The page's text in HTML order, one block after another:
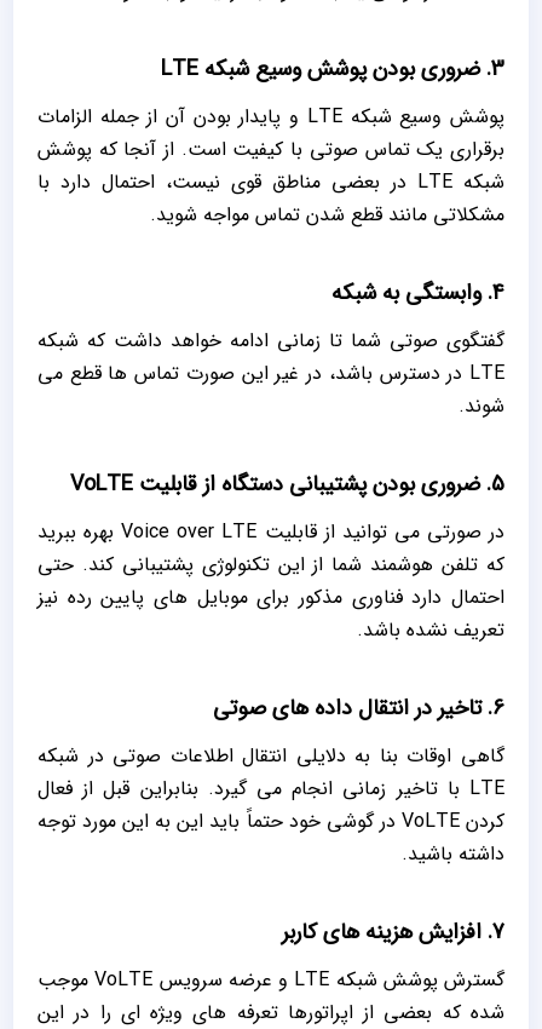
3. ضروری بودن پوشش وسیع شبکه LTE
پوشش وسیع شبکه LTE و پایدار بودن آن از جمله الزامات
برقراری یک تماس صوتی با کیفیت است. از آنجا که پوشش
شبکه LTE در بعضی مناطق قوی نیست، احتمال دارد با
مشکلاتی مانند قطع شدن تماس مواجه شوید.
4. وابستگی به شبکه
گفتگوی صوتی شما تا زمانی ادامه خواهد داشت که شبکه
LTE در دسترس باشد، در غیر این صورت تماس ‌ها قطع می
‌شوند.
5. ضروری بودن پشتیبانی دستگاه از قابلیت VoLTE
در صورتی می ‌توانید از قابلیت Voice over LTE بهره ببرید
که تلفن هوشمند شما از این تکنولوژی پشتیبانی کند. حتی
احتمال دارد فناوری مذکور برای موبایل‌ های پایین رده نیز
تعریف نشده باشد.
6. تاخیر در انتقال داده های صوتی
گاهی اوقات بنا به دلایلی انتقال اطلاعات صوتی در شبکه
LTE با تاخیر زمانی انجام می ‌گیرد. بنابراین قبل از فعال
کردن VoLTE در گوشی خود حتماً باید این به این مورد توجه
داشته باشید.
7. افزایش هزینه ‌های کاربر
گسترش پوشش شبکه LTE و عرضه سرویس VoLTE موجب
شده که بعضی از اپراتورها تعرفه ‌های ویژه‌ ای را در این